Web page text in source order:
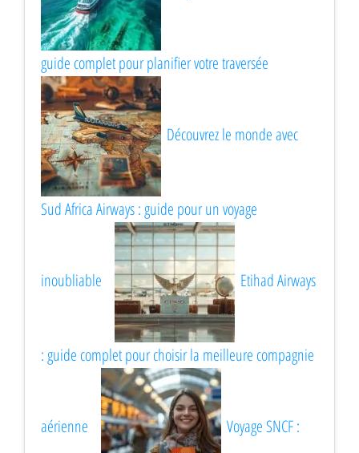
guide complet pour planifier votre traversée
Découvrez le monde avec
Sud Africa Airways : guide pour un voyage
inoubliable Etihad Airways
: guide complet pour choisir la meilleure compagnie
aérienne Voyage SNCF :